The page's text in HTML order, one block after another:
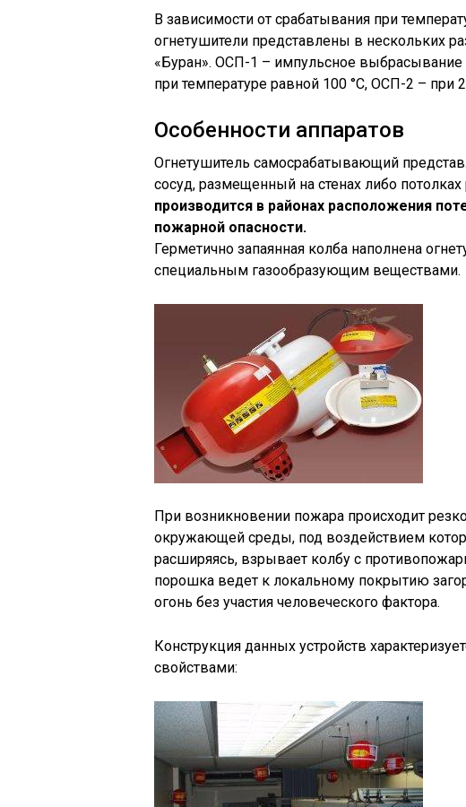
В зависимости от срабатывания при
огнетушители представлены в нескольких
«Буран». ОСП-1 – импульсное
при температуре равной 100 °C, ОСП-2 – при
Особенности аппаратов
Огнетушитель самосрабатывающий
сосуд, размещенный на стенах либо
производится в районах расположения
пожарной опасности.
Герметично запаянная колба наполнена
специальным газообразующим веществами.
При возникновении пожара происходит
окружающей среды, под воздействием
расширяясь, взрывает колбу с
порошка ведет к локальному покрытию
огонь без участия человеческого фактора.
Конструкция данных устройств
свойствами: